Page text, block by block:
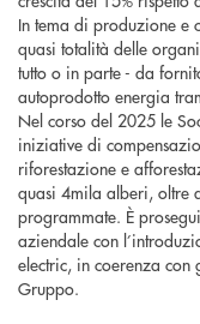
In tema di produzione e
quasi totalità delle
tutto o in parte - da
autoprodotto energia
Nel corso del 2025 le
iniziative di
riforestazione e
quasi 4mila alberi, oltre
programmate. È
aziendale con
electric, in coerenza
Gruppo.